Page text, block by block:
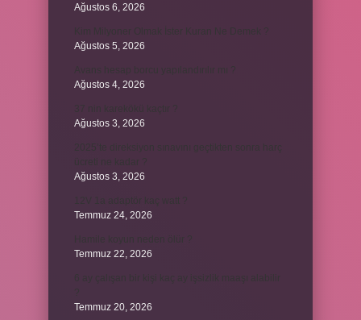
Ağustos 6, 2026
Ağustos 5, 2026
Ağustos 4, 2026
Ağustos 3, 2026
Ağustos 3, 2026
Temmuz 24, 2026
Temmuz 22, 2026
Temmuz 20, 2026